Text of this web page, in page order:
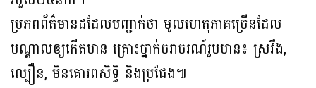
ប្រភពព័ត៌មានដដែលបញ្ជាក់ថា មូលហេតុភាគច្រើនដែល
បណ្ដាលឲ្យកើតមាន គ្រោះថ្នាក់ចរាចរណ៍រួមមាន៖ ស្រវឹង,
ល្បឿន, មិនគោរពសិទិ្ធ និងប្រជែង៕